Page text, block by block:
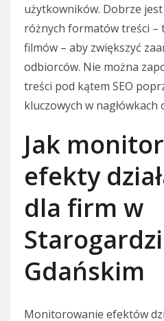
użytkowników. Dobrze
różnych formatów treści –
filmów – aby zwiększyć
odbiorców. Nie można
treści pod kątem SEO
kluczowych w nagłówkach
Jak
efekty
dla firm w
Gdańskim
Monitorowanie efektów